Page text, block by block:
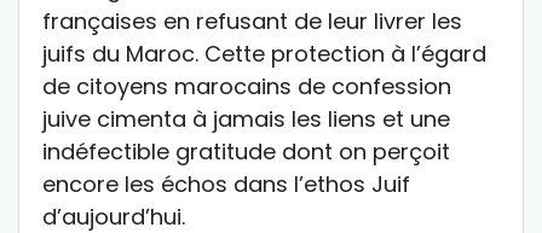
françaises en refusant de leur livrer les
juifs du Maroc. Cette protection à l’égard
de citoyens marocains de confession
juive cimenta à jamais les liens et une
indéfectible gratitude dont on perçoit
encore les échos dans l’ethos Juif
d’aujourd’hui.